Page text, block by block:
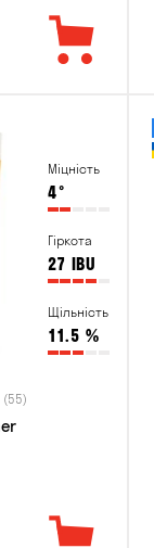
Міцність
4°
Гіркота
27 IBU
Щільність
11.5 %
(55)